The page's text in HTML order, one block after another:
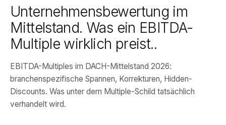
Unternehmensbewertung im
Mittelstand. Was ein EBITDA-
Multiple wirklich preist..
EBITDA-Multiples im DACH-Mittelstand 2026:
branchenspezifische Spannen, Korrekturen, Hidden-
Discounts. Was unter dem Multiple-Schild tatsächlich
verhandelt wird.